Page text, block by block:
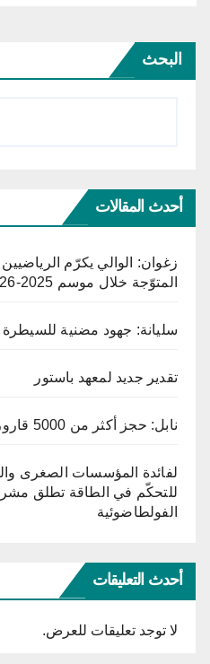
البحث
أحدث المقالات
زغوان: الوالي يكرّم
المتوّجة خلال موسم 2025-2026
سليانة: جهود مضنية
تقدير جديد لمعهد باستور
نابل: حجز أكثر من 5000 قارورة مياه معدنية
لفائدة المؤسسات الصغرى
للتحكّم في الطاقة تطلق
الفولطاضوئية
أحدث التعليقات
لا توجد تعليقات للعرض.